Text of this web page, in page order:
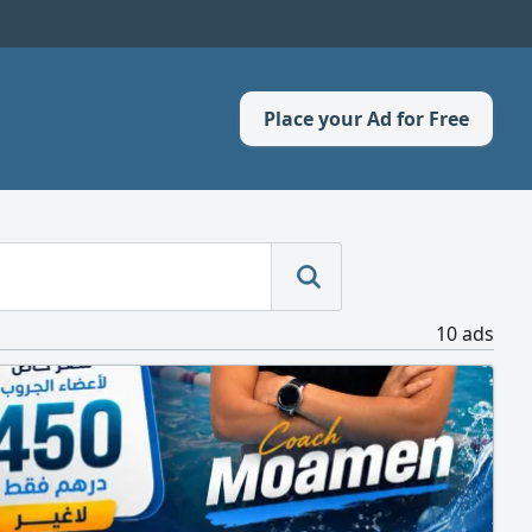
Place your Ad for Free
10 ads